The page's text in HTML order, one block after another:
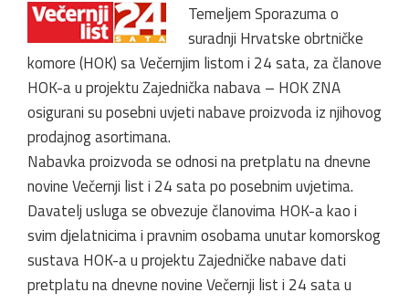
Temeljem Sporazuma o
suradnji Hrvatske obrtničke
komore (HOK) sa Večernjim listom i 24 sata, za članove
HOK-a u projektu Zajednička nabava – HOK ZNA
osigurani su posebni uvjeti nabave proizvoda iz njihovog
prodajnog asortimana.
Nabavka proizvoda se odnosi na pretplatu na dnevne
novine Večernji list i 24 sata po posebnim uvjetima.
Davatelj usluga se obvezuje članovima HOK-a kao i
svim djelatnicima i pravnim osobama unutar komorskog
sustava HOK-a u projektu Zajedničke nabave dati
pretplatu na dnevne novine Večernji list i 24 sata u